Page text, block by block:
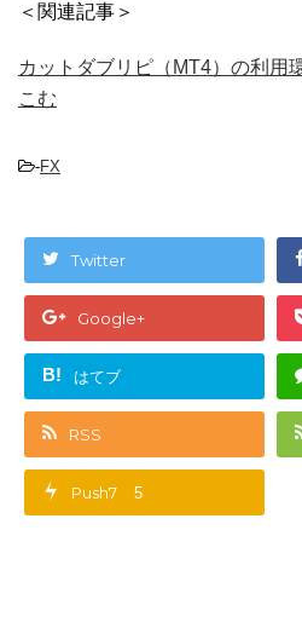
＜関連記事＞
カットダブリピ（MT4）の利用
こむ
-FX
Twitter
Google+
B! はてブ
RSS
Push7 5